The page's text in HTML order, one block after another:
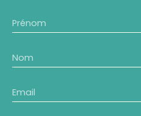
Prénom
Nom
Email